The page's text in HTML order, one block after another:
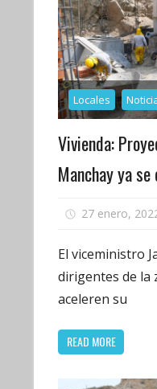
Locales
Vivienda:
Manchay ya
27 enero,
El viceministro
dirigentes de la
aceleren su
READ MORE